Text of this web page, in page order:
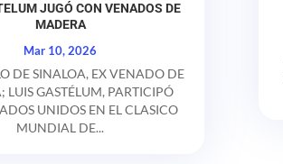
JUGÓ CON VENADOS DE
MADERA
Mar 10, 2026
DE SINALOA, EX VENADO DE
LUIS GASTÉLUM, PARTICIPÓ
UNIDOS EN EL CLASICO
MUNDIAL DE...